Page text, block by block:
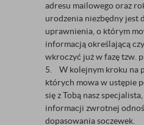
adresu mailowego oraz
urodzenia niezbędny jest
uprawnienia, o którym
informacją określającą
wkroczyć już w fazę tzw.
5. W kolejnym kroku na
których mowa w ustępie
się z Tobą nasz
informacji zwrotnej
dopasowania soczewek.